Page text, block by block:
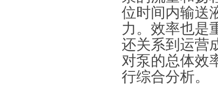
位时间内输送
力。效率也是
还关系到运营
对泵的总体效
行综合分析。